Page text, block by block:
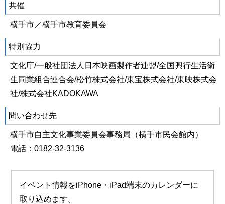
共催
横手市／横手市教育委員会
特別協力
文化庁/一般社団法人日本映画製作者連盟/全国興行生活衛
生同業組合連合会/松竹株式会社/東宝株式会社/東映株式会
社/株式会社KADOKAWA
問い合わせ先
横手市自主文化事業委員会事務局（横手市民会館内）
電話：0182-32-3136
イベント情報をiPhone・iPad端末のカレンダーに
取り込めます。